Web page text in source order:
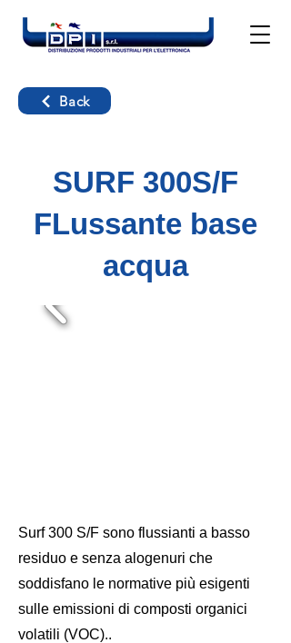
Back
SURF 300S/F
FLussante base
acqua
Surf 300 S/F sono flussianti a basso
residuo e senza alogenuri che
soddisfano le normative più esigenti
sulle emissioni di composti organici
volatili (VOC)..